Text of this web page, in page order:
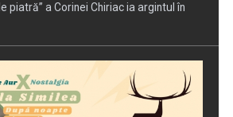
„După noapte vine zi” – pe podium şi